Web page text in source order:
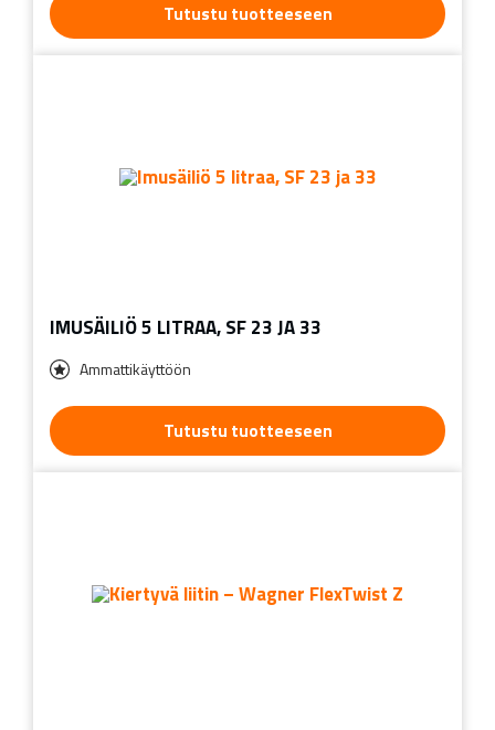
Tutustu tuotteeseen
IMUSÄILIÖ 5 LITRAA, SF 23 JA 33
Ammattikäyttöön
Tutustu tuotteeseen